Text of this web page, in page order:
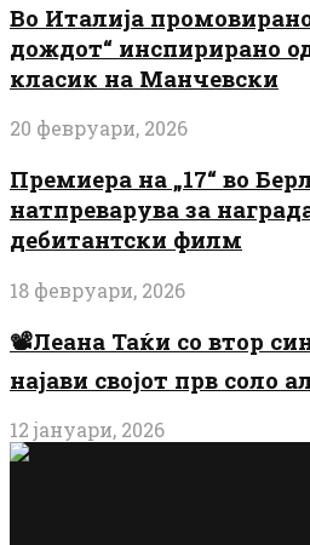
Во Италија
дождот“ инспирирано
класик на Манчевски
20 февруари, 2026
Премиера на „17“ во
натпреварува за
дебитантски филм
18 февруари, 2026
📽️Леана Таќи со втор
најави својот прв соло
12 јануари, 2026